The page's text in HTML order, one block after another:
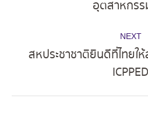
อุตสาหกรร
NEXT
post:
สหประชาชาติยินดีที่ไทย
ICPPED